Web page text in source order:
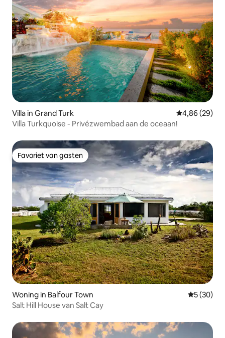
Villa in Grand Turk Gemiddelde
4,86 (29)
Villa Turkquoise - Privézwembad aan de oceaan!
Favoriet van gasten
Favoriet van gasten
Woning in Balfour Town
5 (30)
Salt Hill House van Salt Cay